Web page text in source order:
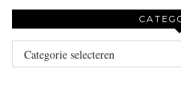
maand
zoeken?
Categorieën